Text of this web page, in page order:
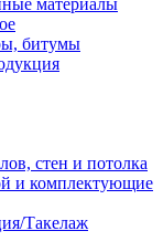
материалы
битумы
стен и потолка
и комплектующие
Такелаж